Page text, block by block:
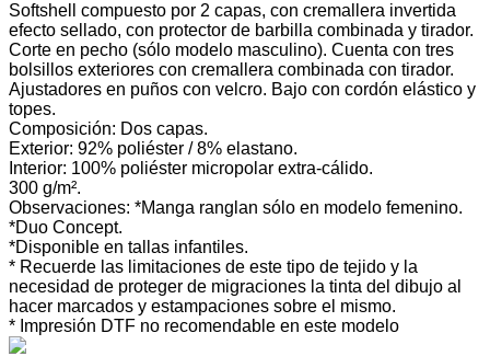
Softshell compuesto por 2 capas, con cremallera invertida
efecto sellado, con protector de barbilla combinada y tirador.
Corte en pecho (sólo modelo masculino). Cuenta con tres
bolsillos exteriores con cremallera combinada con tirador.
Ajustadores en puños con velcro. Bajo con cordón elástico y
topes.
Composición: Dos capas.
Exterior: 92% poliéster / 8% elastano.
Interior: 100% poliéster micropolar extra-cálido.
300 g/m².
Observaciones: *Manga ranglan sólo en modelo femenino.
*Duo Concept.
*Disponible en tallas infantiles.
* Recuerde las limitaciones de este tipo de tejido y la
necesidad de proteger de migraciones la tinta del dibujo al
hacer marcados y estampaciones sobre el mismo.
* Impresión DTF no recomendable en este modelo